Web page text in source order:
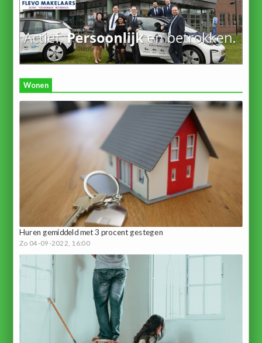
Wonen
Huren gemiddeld met 3 procent gestegen
Zo 04-09-2022, 16:00